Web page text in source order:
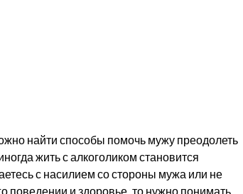
жить с алкоголиком становится
с насилием со стороны мужа или не